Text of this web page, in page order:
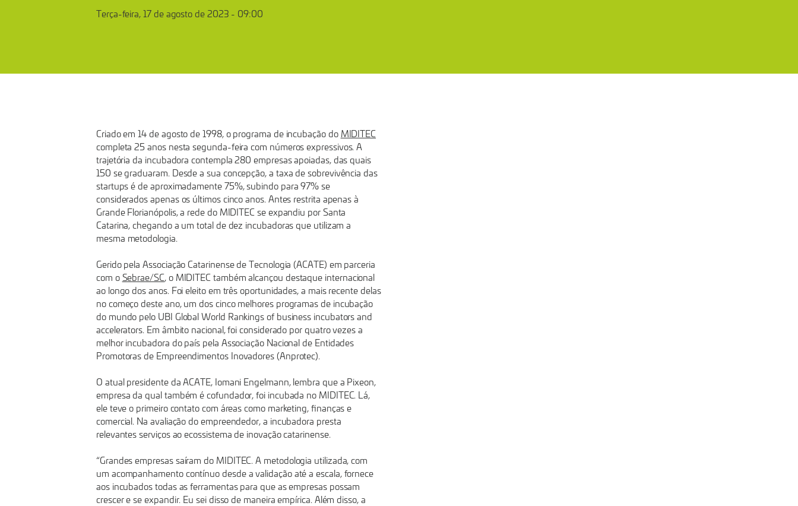
MIDITEC
25
FOMENTO
INOVAÇÃO
EMPRESAS
APOIADAS
Terça-feira, 17 de agosto de 2023 - 09:00
Criado em 14 de agosto de 1998, o programa de incubação do MIDITEC
completa 25 anos nesta segunda-feira com números expressivos. A
trajetória da incubadora contempla 280 empresas apoiadas, das quais
150 se graduaram. Desde a sua concepção, a taxa de sobrevivência das
startups é de aproximadamente 75%, subindo para 97% se
considerados apenas os últimos cinco anos. Antes restrita apenas à
Grande Florianópolis, a rede do MIDITEC se expandiu por Santa
Catarina, chegando a um total de dez incubadoras que utilizam a
mesma metodologia.
Gerido pela Associação Catarinense de Tecnologia (ACATE) em parceria
com o Sebrae/SC, o MIDITEC também alcançou destaque internacional
ao longo dos anos. Foi eleito em três oportunidades, a mais recente delas
no começo deste ano, um dos cinco melhores programas de incubação
do mundo pelo UBI Global World Rankings of business incubators and
accelerators. Em âmbito nacional, foi considerado por quatro vezes a
melhor incubadora do país pela Associação Nacional de Entidades
Promotoras de Empreendimentos Inovadores (Anprotec).
O atual presidente da ACATE, Iomani Engelmann, lembra que a Pixeon,
empresa da qual também é cofundador, foi incubada no MIDITEC. Lá,
ele teve o primeiro contato com áreas como marketing, finanças e
comercial. Na avaliação do empreendedor, a incubadora presta
relevantes serviços ao ecossistema de inovação catarinense.
“Grandes empresas saíram do MIDITEC. A metodologia utilizada, com
um acompanhamento contínuo desde a validação até a escala, fornece
aos incubados todas as ferramentas para que as empresas possam
crescer e se expandir. Eu sei disso de maneira empírica. Além disso, a